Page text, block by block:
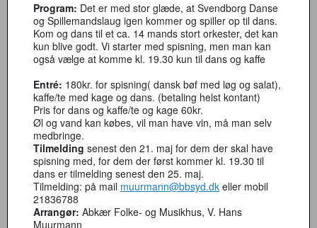
Program: Det er med stor glæde, at Svendborg Danse
og Spillemandslaug igen kommer og spiller op til dans.
Kom og dans til et ca. 14 mands stort orkester, det kan
kun blive godt. Vi starter med spisning, men man kan
også vælge at komme kl. 19.30 kun til dans og kaffe
Entré: 180kr. for spisning( dansk bøf med løg og salat),
kaffe/te med kage og dans. (betaling helst kontant)
Pris for dans og kaffe/te og kage 60kr.
Øl og vand kan købes, vil man have vin, må man selv
medbringe.
Tilmelding senest den 21. maj for dem der skal have
spisning med, for dem der først kommer kl. 19.30 til
dans er tilmelding senest den 25. maj.
Tilmelding: på mail muurmann@bbsyd.dk eller mobil
21836788
Arrangør: Abkær Folke- og Musikhus, V. Hans
Muurmann